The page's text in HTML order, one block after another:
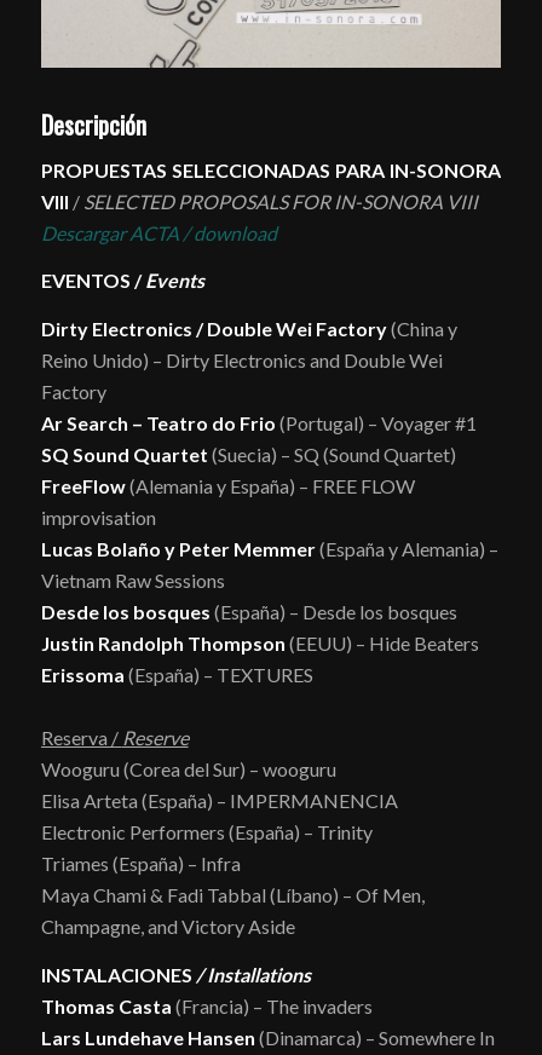
Descripción
PROPUESTAS SELECCIONADAS PARA IN-SONORA
VIII / SELECTED PROPOSALS FOR IN-SONORA VIII
Descargar ACTA / download
EVENTOS /Events
Dirty Electronics / Double Wei Factory(China y
Reino Unido) – Dirty Electronics and Double Wei
Factory
Ar Search – Teatro do Frio (Portugal) – Voyager #1
SQ Sound Quartet (Suecia) – SQ (Sound Quartet)
FreeFlow(Alemania y España) – FREE FLOW
improvisation
Lucas Bolaño y Peter Memmer(España y Alemania) –
Vietnam Raw Sessions
Desde los bosques (España) – Desde los bosques
Justin Randolph Thompson (EEUU) – Hide Beaters
Erissoma (España) – TEXTURES
Reserva / Reserve
Wooguru (Corea del Sur) – wooguru
Elisa Arteta (España) – IMPERMANENCIA
Electronic Performers (España) – Trinity
Triames (España) – Infra
Maya Chami & Fadi Tabbal (Líbano) – Of Men,
Champagne, and Victory Aside
INSTALACIONES / Installations
Thomas Casta (Francia) – The invaders
Lars Lundehave Hansen (Dinamarca) – Somewhere In